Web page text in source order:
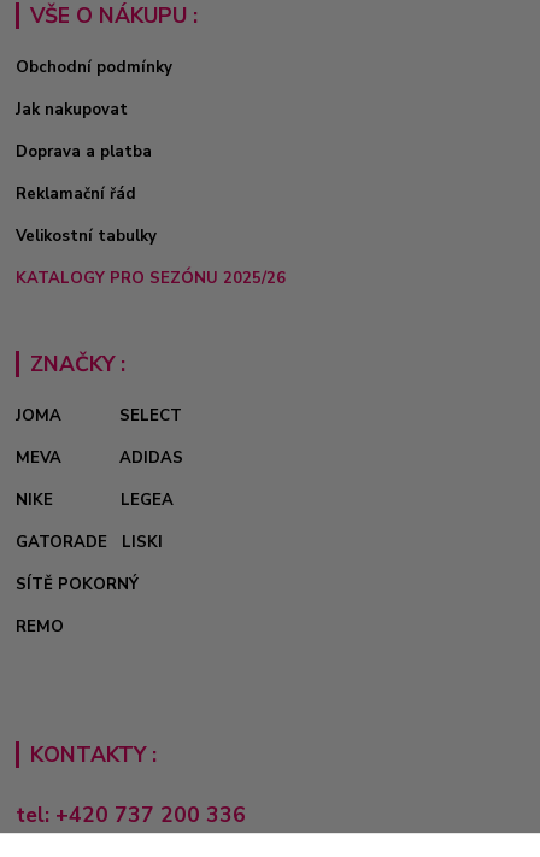
VŠE O NÁKUPU :
Obchodní podmínky
Jak nakupovat
Doprava a platba
Reklamační řád
Velikostní tabulky
KATALOGY PRO SEZÓNU 2025/26
ZNAČKY :
JOMA
SELECT
MEVA
ADIDAS
NIKE
LEGEA
GATORADE
LISKI
SÍTĚ POKORNÝ
REMO
KONTAKTY :
tel: +420 737 200 336
Pondělí-Pátek: 8 - 17 hodin